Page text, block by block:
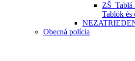
ZŠ_Tablá
Tablók és
Obecná polícia